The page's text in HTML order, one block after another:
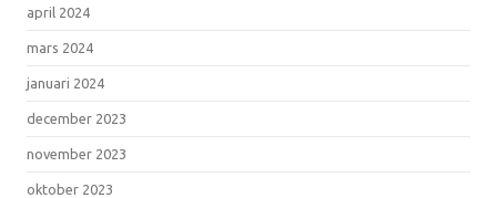
april 2024
mars 2024
januari 2024
december 2023
november 2023
oktober 2023